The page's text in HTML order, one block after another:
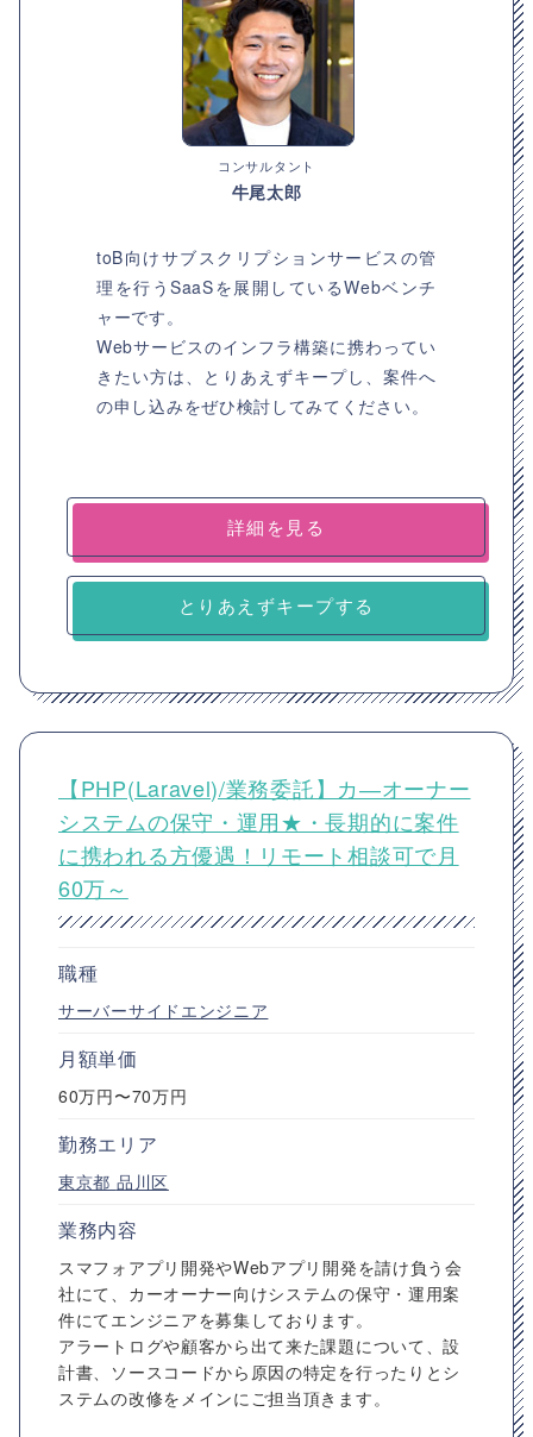
コンサルタント
牛尾太郎
toB向けサブスクリプションサービスの管
理を行うSaaSを展開しているWebベンチ
ャーです。
Webサービスのインフラ構築に携わってい
きたい方は、とりあえずキープし、案件へ
の申し込みをぜひ検討してみてください。
詳細を見る
とりあえずキープする
【PHP(Laravel)/業務委託】カ―オーナー
システムの保守・運用★・長期的に案件
に携われる方優遇！リモート相談可で月
60万～
職種
サーバーサイドエンジニア
月額単価
60万円〜70万円
勤務エリア
東京都 品川区
業務内容
スマフォアプリ開発やWebアプリ開発を請け負う会
社にて、カーオーナー向けシステムの保守・運用案
件にてエンジニアを募集しております。
アラートログや顧客から出て来た課題について、設
計書、ソースコードから原因の特定を行ったりとシ
ステムの改修をメインにご担当頂きます。